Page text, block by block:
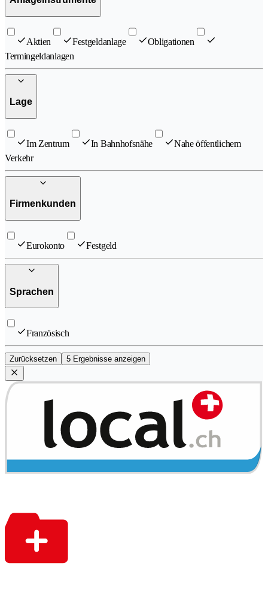
Aktien Festgeldanlage
Obligationen
Termingeldanlagen
Lage
Im Zentrum In Bahnhofsnähe
Nahe öffentlichem
Verkehr
Firmenkunden
Eurokonto Festgeld
Sprachen
Französisch
Zurücksetzen 5 Ergebnisse anzeigen